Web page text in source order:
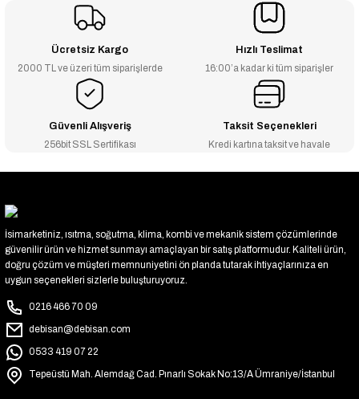
Ücretsiz Kargo
2000 TL ve üzeri tüm siparişlerde
Hızlı Teslimat
16:00’a kadar ki tüm siparişler
Güvenli Alışveriş
256bit SSL Sertifikası
Taksit Seçenekleri
Kredi kartına taksit ve havale
İsimarketiniz, ısıtma, soğutma, klima, kombi ve mekanik sistem çözümlerinde
güvenilir ürün ve hizmet sunmayı amaçlayan bir satış platformudur. Kaliteli ürün,
doğru çözüm ve müşteri memnuniyetini ön planda tutarak ihtiyaçlarınıza en
uygun seçenekleri sizlerle buluşturuyoruz.
0216 466 70 09
debisan@debisan.com
0533 419 07 22
Tepeüstü Mah. Alemdağ Cad. Pınarlı Sokak No:13/A Ümraniye/İstanbul